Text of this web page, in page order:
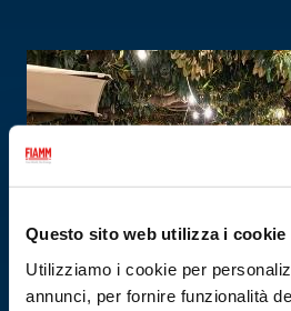
Questo sito web utilizza i cookie
Utilizziamo i cookie per
annunci, per fornire funzionalità